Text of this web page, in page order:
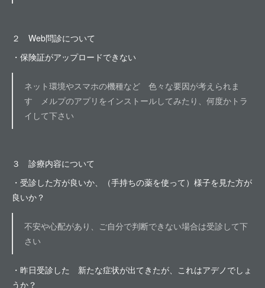
２ Web問診について
・保険証がアップロードできない
ネット環境やスマホの機種など 色々な要因が考えられま
す メルプのアプリをインストールしてみたり、何度かトラ
イして下さい
３ 診療内容について
・受診した方が良いか、（手持ちの薬を使って）様子を見た方が
良いか？
不安や心配があり、ご自分で判断できない場合は受診して下
さい
・昨日受診した 新たな症状が出てきたが、これはアデノでしょ
うか？